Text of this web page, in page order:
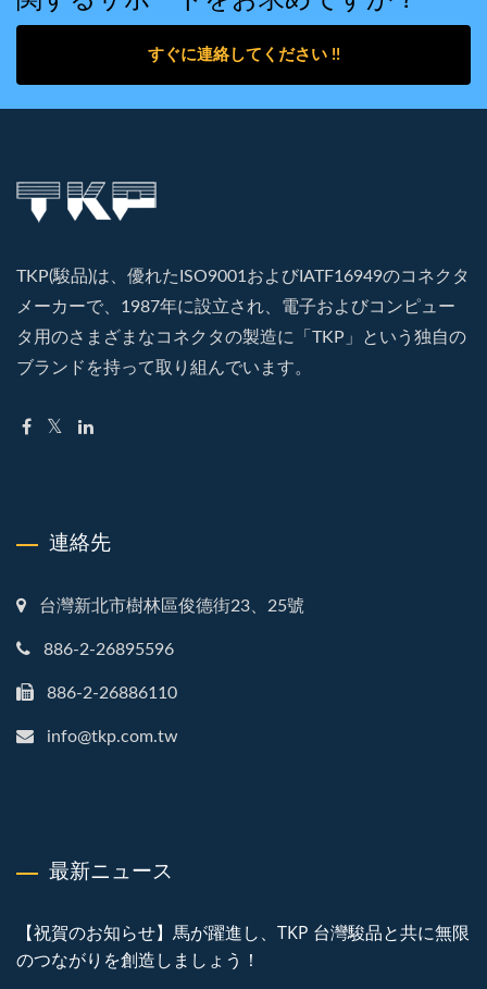
すぐに連絡してください !!
TKP(駿品)は、優れたISO9001およびIATF16949のコネクタ
メーカーで、1987年に設立され、電子およびコンピュー
タ用のさまざまなコネクタの製造に「TKP」という独自の
ブランドを持って取り組んでいます。
連絡先
台灣新北市樹林區俊德街23、25號
886-2-26895596
886-2-26886110
info@tkp.com.tw
最新ニュース
【祝賀のお知らせ】馬が躍進し、TKP 台灣駿品と共に無限
のつながりを創造しましょう！